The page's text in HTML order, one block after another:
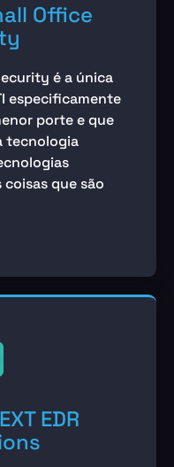
Office
é a única
especificamente
porte e que
tecnologia
que são
EDR